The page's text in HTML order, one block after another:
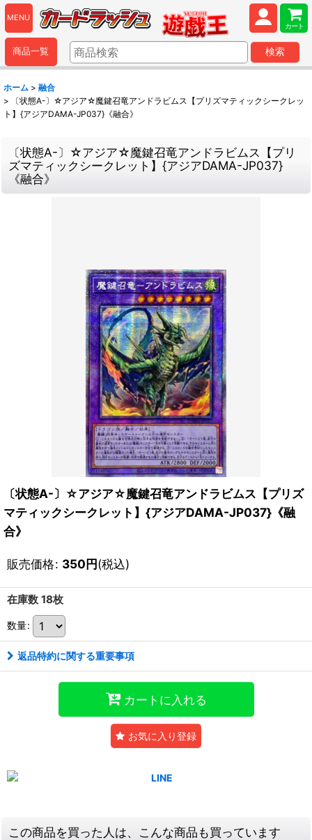
MENU
カート
商品一覧 検索
ホーム > 融合
>
〔状態A-〕☆アジア☆魔鍵召竜アンドラビムス【プリズマティックシークレッ
ト】{アジアDAMA-JP037}《融合》
〔状態A-〕☆アジア☆魔鍵召竜アンドラビムス【プリ
ズマティックシークレット】{アジアDAMA-JP037}
《融合》
〔状態A-〕☆アジア☆魔鍵召竜アンドラビムス【プリズ
マティックシークレット】{アジアDAMA-JP037}《融
合》
販売価格: 350円(税込)
在庫数 18枚
数量:
返品特約に関する重要事項
カートに入れる
お気に入り登録
この商品を買った人は、こんな商品も買っています